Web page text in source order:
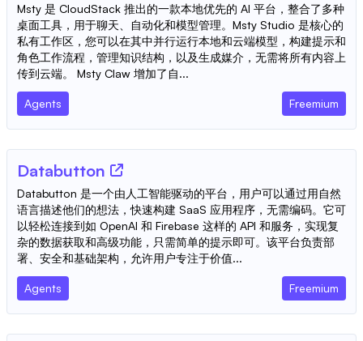
Msty 是 CloudStack 推出的一款本地优先的 AI 平台，整合了多种
桌面工具，用于聊天、自动化和模型管理。Msty Studio 是核心的
私有工作区，您可以在其中并行运行本地和云端模型，构建提示和
角色工作流程，管理知识结构，以及生成媒介，无需将所有内容上
传到云端。 Msty Claw 增加了自...
Agents Freemium
Databutton
Databutton 是一个由人工智能驱动的平台，用户可以通过用自然
语言描述他们的想法，快速构建 SaaS 应用程序，无需编码。它可
以轻松连接到如 OpenAI 和 Firebase 这样的 API 和服务，实现复
杂的数据获取和高级功能，只需简单的提示即可。该平台负责部
署、安全和基础架构，允许用户专注于价值...
Agents Freemium